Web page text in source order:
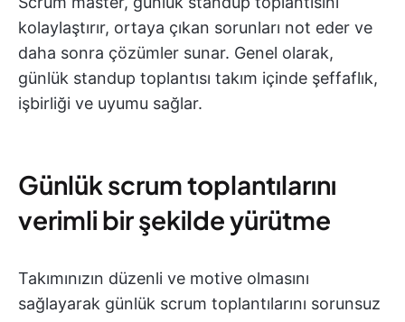
kolaylaştırır, ortaya çıkan sorunları not eder ve
daha sonra çözümler sunar. Genel olarak,
günlük standup toplantısı takım içinde şeffaflık,
işbirliği ve uyumu sağlar.
Günlük scrum toplantılarını
verimli bir şekilde yürütme
Takımınızın düzenli ve motive olmasını
sağlayarak günlük scrum toplantılarını sorunsuz